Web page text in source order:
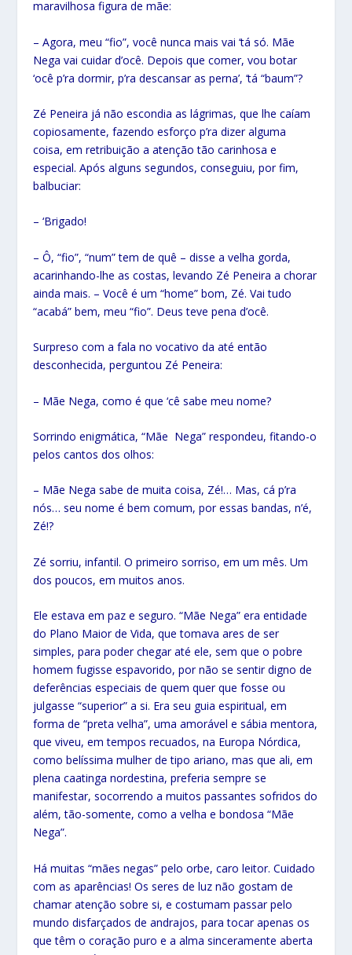
maravilhosa figura de mãe:
– Agora, meu “fio”, você nunca mais vai ‘tá só. Mãe
Nega vai cuidar d’ocê. Depois que comer, vou botar
‘ocê p’ra dormir, p’ra descansar as perna’, ‘tá “baum”?
Zé Peneira já não escondia as lágrimas, que lhe caíam
copiosamente, fazendo esforço p’ra dizer alguma
coisa, em retribuição a atenção tão carinhosa e
especial. Após alguns segundos, conseguiu, por fim,
balbuciar:
– ‘Brigado!
– Ô, “fio”, “num” tem de quê – disse a velha gorda,
acarinhando-lhe as costas, levando Zé Peneira a chorar
ainda mais. – Você é um “home” bom, Zé. Vai tudo
“acabá” bem, meu “fio”. Deus teve pena d’ocê.
Surpreso com a fala no vocativo da até então
desconhecida, perguntou Zé Peneira:
– Mãe Nega, como é que ‘cê sabe meu nome?
Sorrindo enigmática, “Mãe Nega” respondeu, fitando-o
pelos cantos dos olhos:
– Mãe Nega sabe de muita coisa, Zé!… Mas, cá p’ra
nós… seu nome é bem comum, por essas bandas, n’é,
Zé!?
Zé sorriu, infantil. O primeiro sorriso, em um mês. Um
dos poucos, em muitos anos.
Ele estava em paz e seguro. “Mãe Nega” era entidade
do Plano Maior de Vida, que tomava ares de ser
simples, para poder chegar até ele, sem que o pobre
homem fugisse espavorido, por não se sentir digno de
deferências especiais de quem quer que fosse ou
julgasse “superior” a si. Era seu guia espiritual, em
forma de “preta velha”, uma amorável e sábia mentora,
que viveu, em tempos recuados, na Europa Nórdica,
como belíssima mulher de tipo ariano, mas que ali, em
plena caatinga nordestina, preferia sempre se
manifestar, socorrendo a muitos passantes sofridos do
além, tão-somente, como a velha e bondosa “Mãe
Nega”.
Há muitas “mães negas” pelo orbe, caro leitor. Cuidado
com as aparências! Os seres de luz não gostam de
chamar atenção sobre si, e costumam passar pelo
mundo disfarçados de andrajos, para tocar apenas os
que têm o coração puro e a alma sinceramente aberta